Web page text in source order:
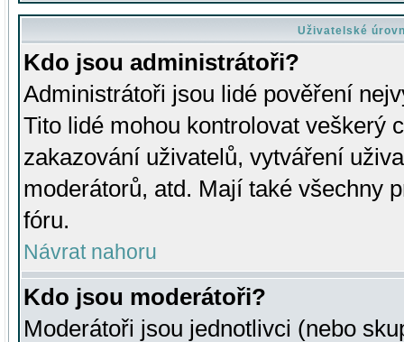
Uživatelské
Kdo jsou administrátoři?
Administrátoři jsou lidé pověření
Tito lidé mohou kontrolovat veškerý
zakazování uživatelů, vytváření
moderátorů, atd. Mají také všechny
fóru.
Návrat nahoru
Kdo jsou moderátoři?
Moderátoři jsou jednotlivci (nebo